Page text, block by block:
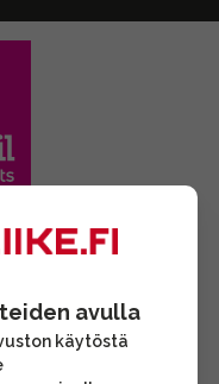
avulla
käytöstä